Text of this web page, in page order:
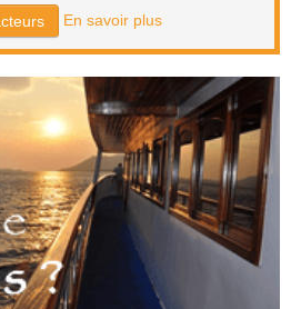
En savoir plus